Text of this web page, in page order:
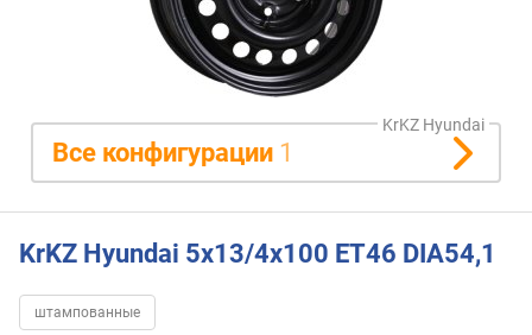
KrKZ Hyundai
Все конфигурации 1
KrKZ Hyundai 5x13/4x100 ET46 DIA54,1
штампованные